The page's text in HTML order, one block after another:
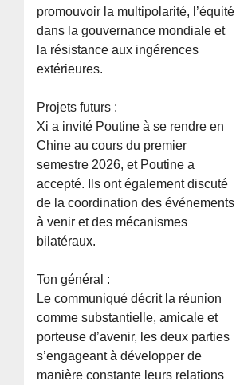
promouvoir la multipolarité, l’équité
dans la gouvernance mondiale et
la résistance aux ingérences
extérieures.
Projets futurs :
Xi a invité Poutine à se rendre en
Chine au cours du premier
semestre 2026, et Poutine a
accepté. Ils ont également discuté
de la coordination des événements
à venir et des mécanismes
bilatéraux.
Ton général :
Le communiqué décrit la réunion
comme substantielle, amicale et
porteuse d’avenir, les deux parties
s’engageant à développer de
manière constante leurs relations